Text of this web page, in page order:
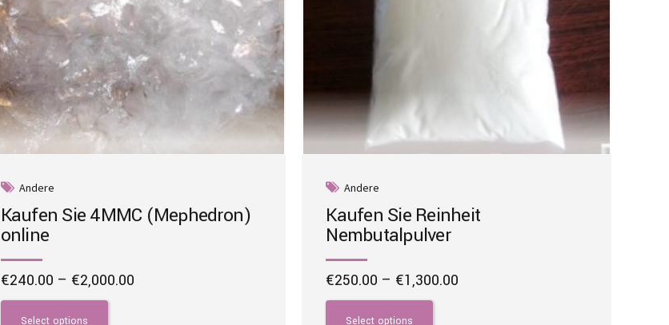
Andere
Kaufen Sie 4MMC (Mephedron)
online
€240.00 – €2,000.00Price
Select options
This
product
Andere
Kaufen Sie Reinheit
Nembutalpulver
€250.00 – €1,300.00
Select options
This
product